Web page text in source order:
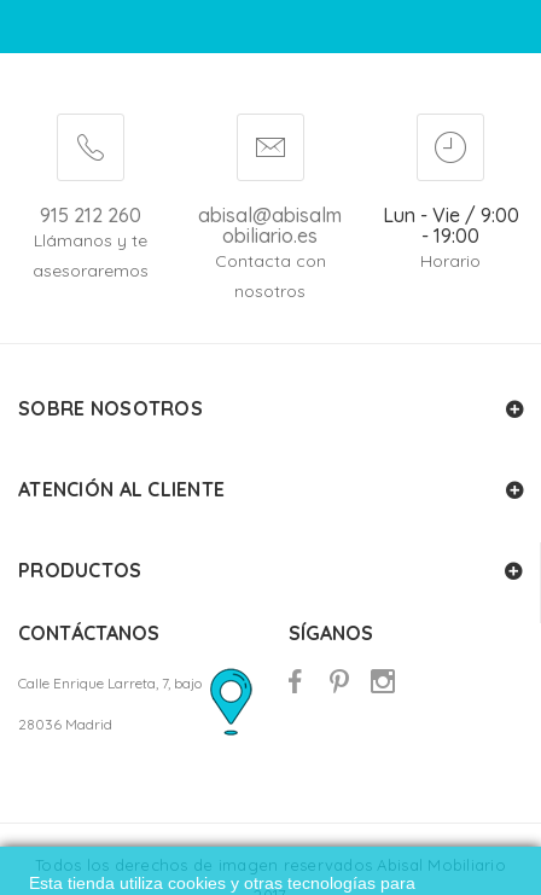
Esta tienda utiliza cookies y otras tecnologías para
915 212 260
Llámanos y te
asesoraremos
abisal@abisalm
obiliario.es
Contacta con
nosotros
Lun - Vie / 9:00
- 19:00
Horario
SOBRE NOSOTROS
ATENCIÓN AL CLIENTE
PRODUCTOS
CONTÁCTANOS
Calle Enrique Larreta, 7, bajo
28036 Madrid
SÍGANOS
Todos los derechos de imagen reservados Abisal Mobiliario